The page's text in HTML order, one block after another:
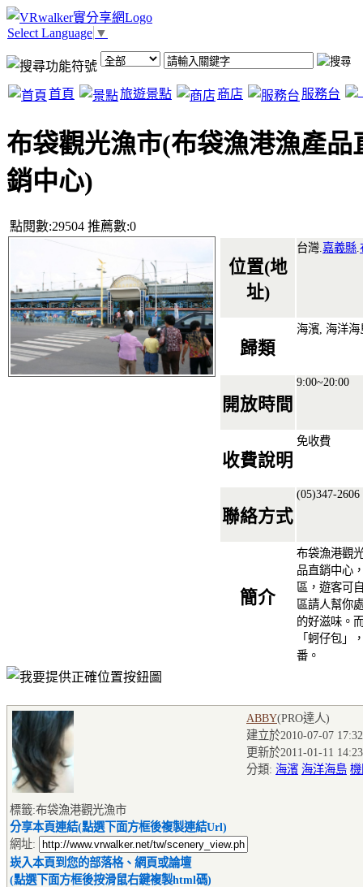
Select Language ▼
首頁 旅遊景點 商店 服務台
布袋觀光漁市(布袋漁港漁產品
銷中心)
點閱數:29504 推薦數:0
位置(地
址)
台灣. 嘉義縣
歸類
海濱, 海洋
開放時間
9:00~20:00
收費說明
免收費
聯絡方式
(05)347-2606
簡介
布袋漁港觀
品直銷中心
區，遊客可
區請人幫你
的好滋味。
「蚵仔包」
番。
ABBY(PRO達人)
建立於2010-07-07
更新於2011-01-11
分類: 海濱 海洋海島
標籤:布袋漁港觀光漁市
分享本頁連結(點選下面方框後複製連結Url)
網址:
崁入本頁到您的部落格、網頁或論壇
(點選下面方框後按滑鼠右鍵複製html碼)